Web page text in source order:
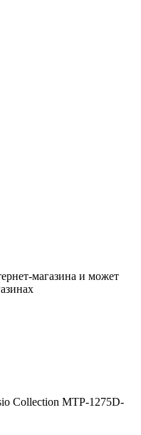
магазина и может
Collection MTP-1275D-